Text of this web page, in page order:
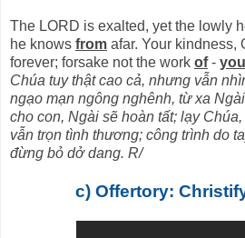
The LORD is exalted, yet the lowly
he knows from afar. Your kindness,
forever; forsake not the work of-
Chúa tuy thật cao cả, nhưng vẫn
ngạo mạn ngông nghênh, từ xa
cho con, Ngài sẽ hoàn tất; lạy
vẫn trọn tình thương; công trình do
đừng bỏ dở dang. R/
c) Offertory: